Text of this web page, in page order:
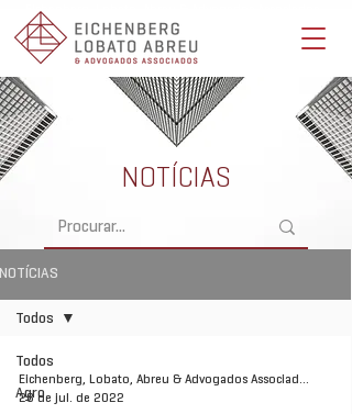
Eichenberg, Lobato, Abreu & Advogados Associados -
Advocacia Full Service
NOTÍCIAS
Todos
Agro
Todos
Eichenberg, Lobato, Abreu & Advogados Associados
28 de jul. de 2022
NOTÍCIAS